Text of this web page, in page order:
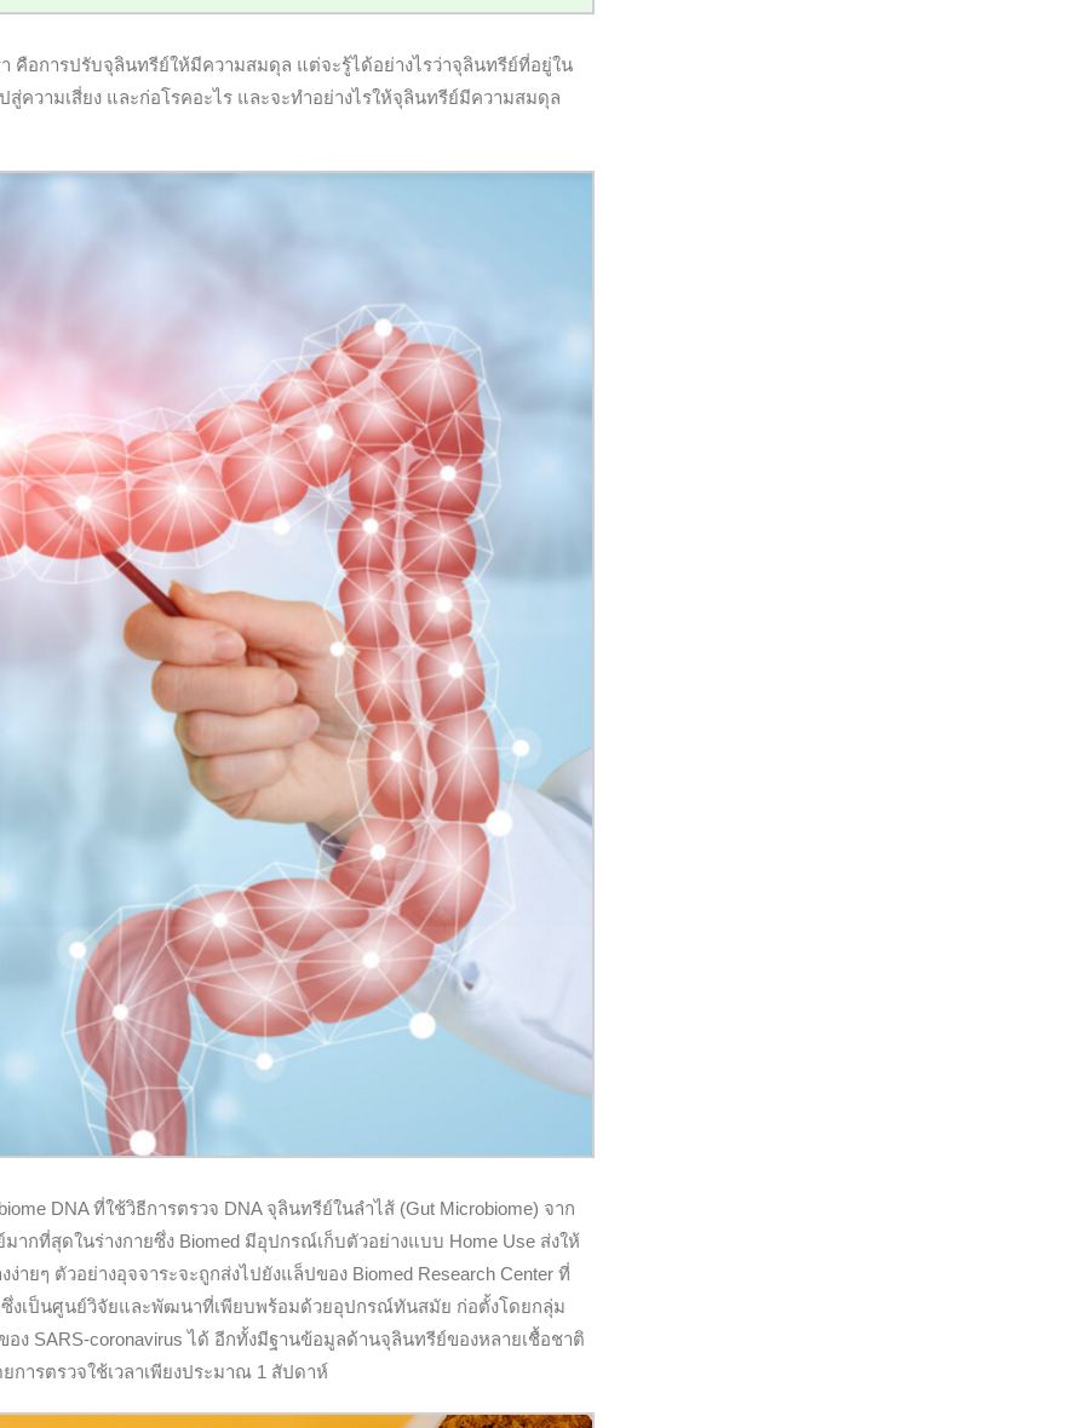
คือการปรับจุลินทรีย์ให้มีความสมดุล แต่จะรู้ได้อย่างไรว่าจุลินทรีย์ที่อยู่ใน
วามเสี่ยง และก่อโรคอะไร และจะทำอย่างไรให้จุลินทรีย์มีความสมดุล
DNA ที่ใช้วิธีการตรวจ DNA จุลินทรีย์ในลำไส้ (Gut Microbiome) จาก
ากที่สุดในร่างกายซึ่ง Biomed มีอุปกรณ์เก็บตัวอย่างแบบ Home Use ส่งให้
ายๆ ตัวอย่างอุจจาระจะถูกส่งไปยังแล็ปของ Biomed Research Center ที่
ซึ่งเป็นศูนย์วิจัยและพัฒนาที่เพียบพร้อมด้วยอุปกรณ์ทันสมัย ก่อตั้งโดยกลุ่ม
SARS-coronavirus ได้ อีกทั้งมีฐานข้อมูลด้านจุลินทรีย์ของหลายเชื้อชาติ
การตรวจใช้เวลาเพียงประมาณ 1 สัปดาห์